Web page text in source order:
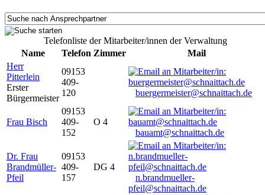
Telefonliste der Mitarbeiter/innen der Verwaltung
Name
Telefon Zimmer
Mail
Herr
Pitterlein
Erster
Bürgermeister
09153
409-
120
buergermeister@schnaittach.de
Frau Bisch
09153
409-
152
O 4
bauamt@schnaittach.de
Dr. Frau
Brandmüller-
Pfeil
09153
409-
157
DG 4
n.brandmueller-
pfeil@schnaittach.de